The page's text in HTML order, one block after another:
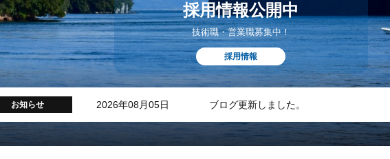
お知らせ 2026年08月05日 ブログ更新しました。
採用情報公開中
技術職・営業職募集中！
採用情報